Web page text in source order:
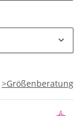
>Größenberatung